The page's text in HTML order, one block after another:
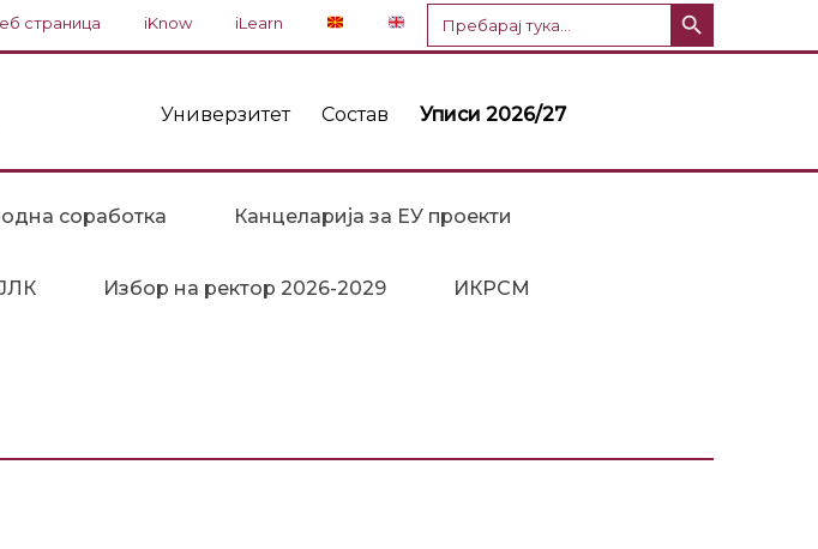
страница iKnow iLearn
Пребарај
за:
Универзитет Состав Уписи 2026/27
соработка Канцеларија за ЕУ проекти
Избор на ректор 2026-2029 ИКРСМ